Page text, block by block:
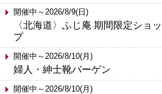
開催中～2026/8/9(日)
〈北海道〉ふじ庵 期間限定ショッ
プ
開催中～2026/8/10(月)
婦人・紳士靴バーゲン
開催中～2026/8/10(月)